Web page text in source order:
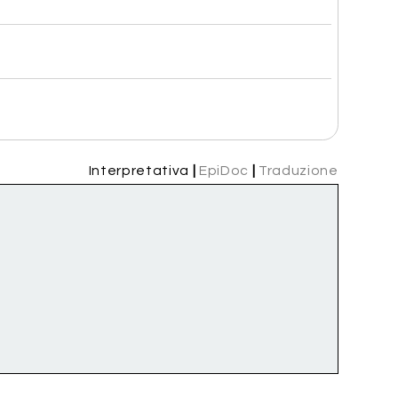
Interpretativa EpiDoc Traduzione